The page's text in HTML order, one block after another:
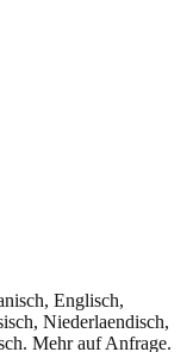
Englisch,
Niederlaendisch,
Mehr auf Anfrage.